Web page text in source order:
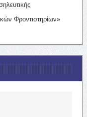
Φροντιστηρίων»